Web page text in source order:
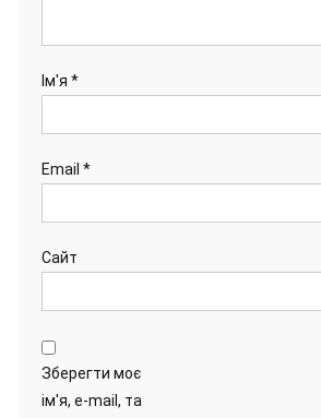
Ім'я *
Email *
Сайт
Зберегти моє
ім'я, e-mail, та